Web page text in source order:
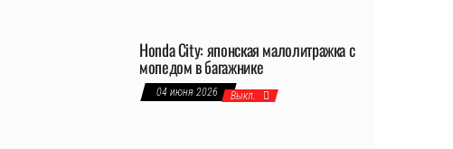
Honda City: японская малолитражка с
мопедом в багажнике
04 июня 2026 Выкл.